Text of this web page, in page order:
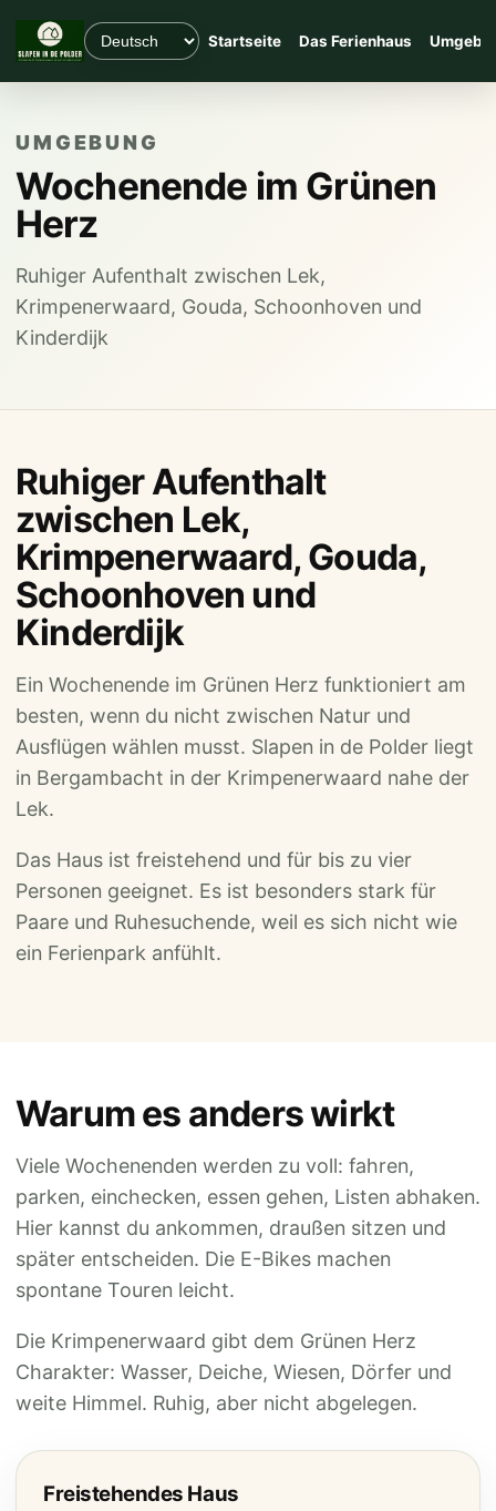
Startseite Das Ferienhaus
UMGEBUNG
Wochenende im Grünen
Herz
Ruhiger Aufenthalt zwischen Lek,
Krimpenerwaard, Gouda, Schoonhoven und
Kinderdijk
Ruhiger Aufenthalt
zwischen Lek,
Krimpenerwaard, Gouda,
Schoonhoven und
Kinderdijk
Ein Wochenende im Grünen Herz funktioniert am
besten, wenn du nicht zwischen Natur und
Ausflügen wählen musst. Slapen in de Polder liegt
in Bergambacht in der Krimpenerwaard nahe der
Lek.
Das Haus ist freistehend und für bis zu vier
Personen geeignet. Es ist besonders stark für
Paare und Ruhesuchende, weil es sich nicht wie
ein Ferienpark anfühlt.
Warum es anders wirkt
Viele Wochenenden werden zu voll: fahren,
parken, einchecken, essen gehen, Listen abhaken.
Hier kannst du ankommen, draußen sitzen und
später entscheiden. Die E-Bikes machen
spontane Touren leicht.
Die Krimpenerwaard gibt dem Grünen Herz
Charakter: Wasser, Deiche, Wiesen, Dörfer und
weite Himmel. Ruhig, aber nicht abgelegen.
Freistehendes Haus